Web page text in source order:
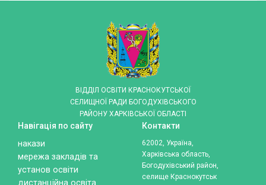
ВІДДІЛ ОСВІТИ КРАСНОКУТСЬКОЇ
СЕЛИЩНОЇ РАДИ БОГОДУХІВСЬКОГО
РАЙОНУ ХАРКІВСЬКОЇ ОБЛАСТІ
Навігація по сайту
накази
мережа закладів та
установ освіти
дистанційна освіта
Контакти
62002, Україна,
Харківська область,
Богодухівський район,
селище Краснокутськ